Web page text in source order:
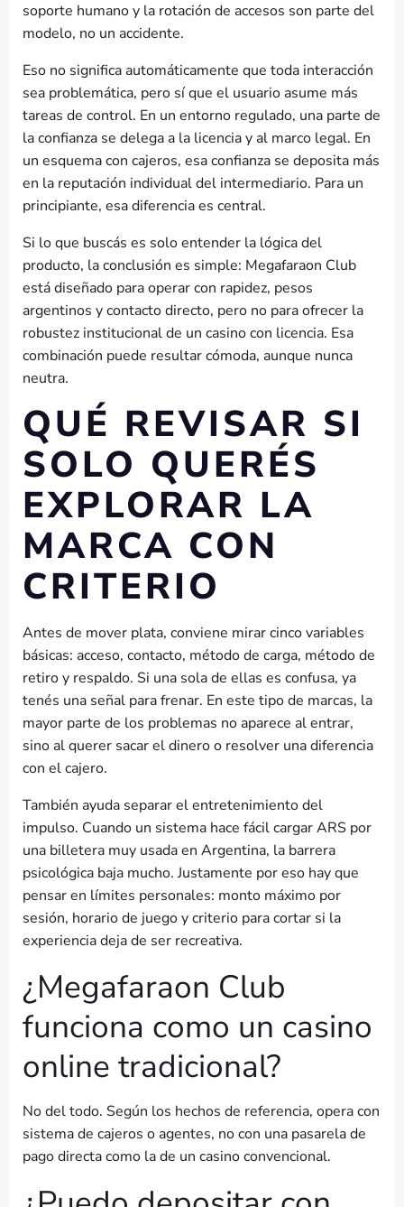
soporte humano y la rotación de accesos son parte del
modelo, no un accidente.
Eso no significa automáticamente que toda interacción
sea problemática, pero sí que el usuario asume más
tareas de control. En un entorno regulado, una parte de
la confianza se delega a la licencia y al marco legal. En
un esquema con cajeros, esa confianza se deposita más
en la reputación individual del intermediario. Para un
principiante, esa diferencia es central.
Si lo que buscás es solo entender la lógica del
producto, la conclusión es simple: Megafaraon Club
está diseñado para operar con rapidez, pesos
argentinos y contacto directo, pero no para ofrecer la
robustez institucional de un casino con licencia. Esa
combinación puede resultar cómoda, aunque nunca
neutra.
QUÉ REVISAR SI
SOLO QUERÉS
EXPLORAR LA
MARCA CON
CRITERIO
Antes de mover plata, conviene mirar cinco variables
básicas: acceso, contacto, método de carga, método de
retiro y respaldo. Si una sola de ellas es confusa, ya
tenés una señal para frenar. En este tipo de marcas, la
mayor parte de los problemas no aparece al entrar,
sino al querer sacar el dinero o resolver una diferencia
con el cajero.
También ayuda separar el entretenimiento del
impulso. Cuando un sistema hace fácil cargar ARS por
una billetera muy usada en Argentina, la barrera
psicológica baja mucho. Justamente por eso hay que
pensar en límites personales: monto máximo por
sesión, horario de juego y criterio para cortar si la
experiencia deja de ser recreativa.
¿Megafaraon Club
funciona como un casino
online tradicional?
No del todo. Según los hechos de referencia, opera con
sistema de cajeros o agentes, no con una pasarela de
pago directa como la de un casino convencional.